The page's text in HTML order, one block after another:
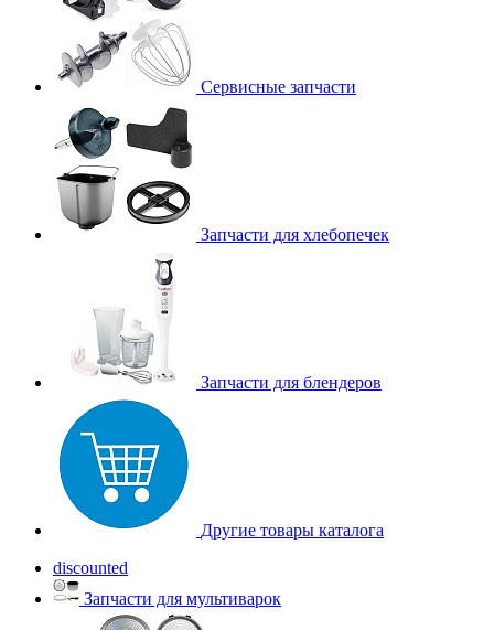
Сервисные запчасти
Запчасти для хлебопечек
Запчасти для блендеров
Другие товары каталога
discounted
Запчасти для мультиварок